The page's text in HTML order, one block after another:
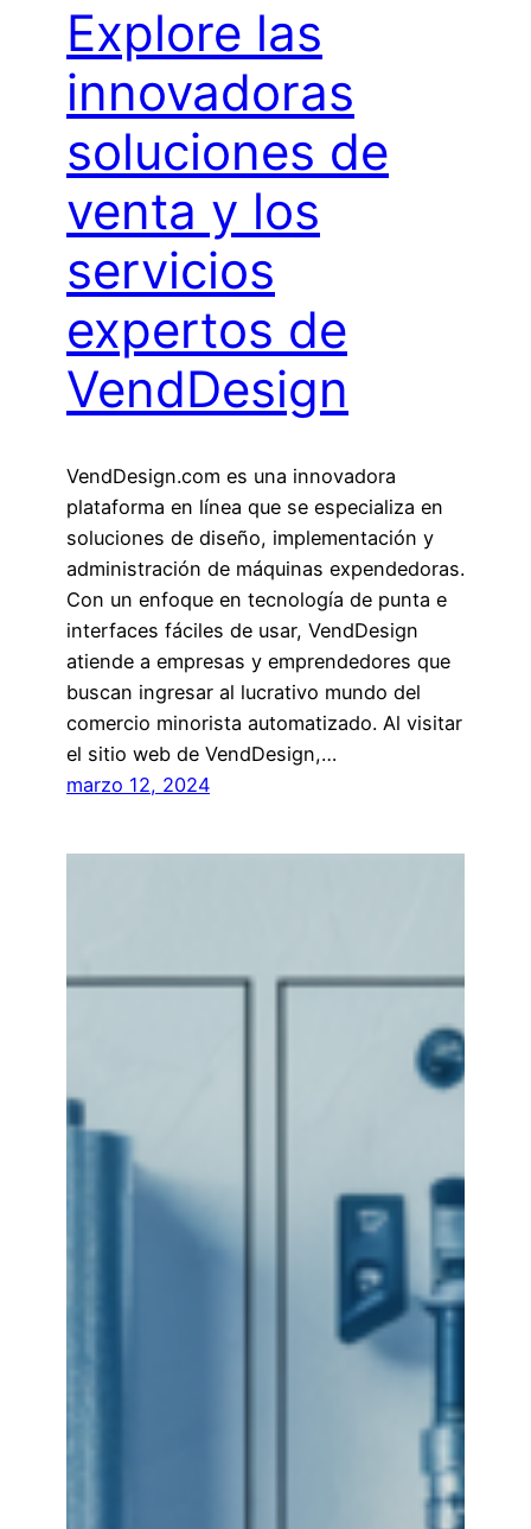
Explore las
innovadoras
soluciones de
venta y los
servicios
expertos de
VendDesign
VendDesign.com es una innovadora
plataforma en línea que se especializa en
soluciones de diseño, implementación y
administración de máquinas expendedoras.
Con un enfoque en tecnología de punta e
interfaces fáciles de usar, VendDesign
atiende a empresas y emprendedores que
buscan ingresar al lucrativo mundo del
comercio minorista automatizado. Al visitar
el sitio web de VendDesign,…
marzo 12, 2024